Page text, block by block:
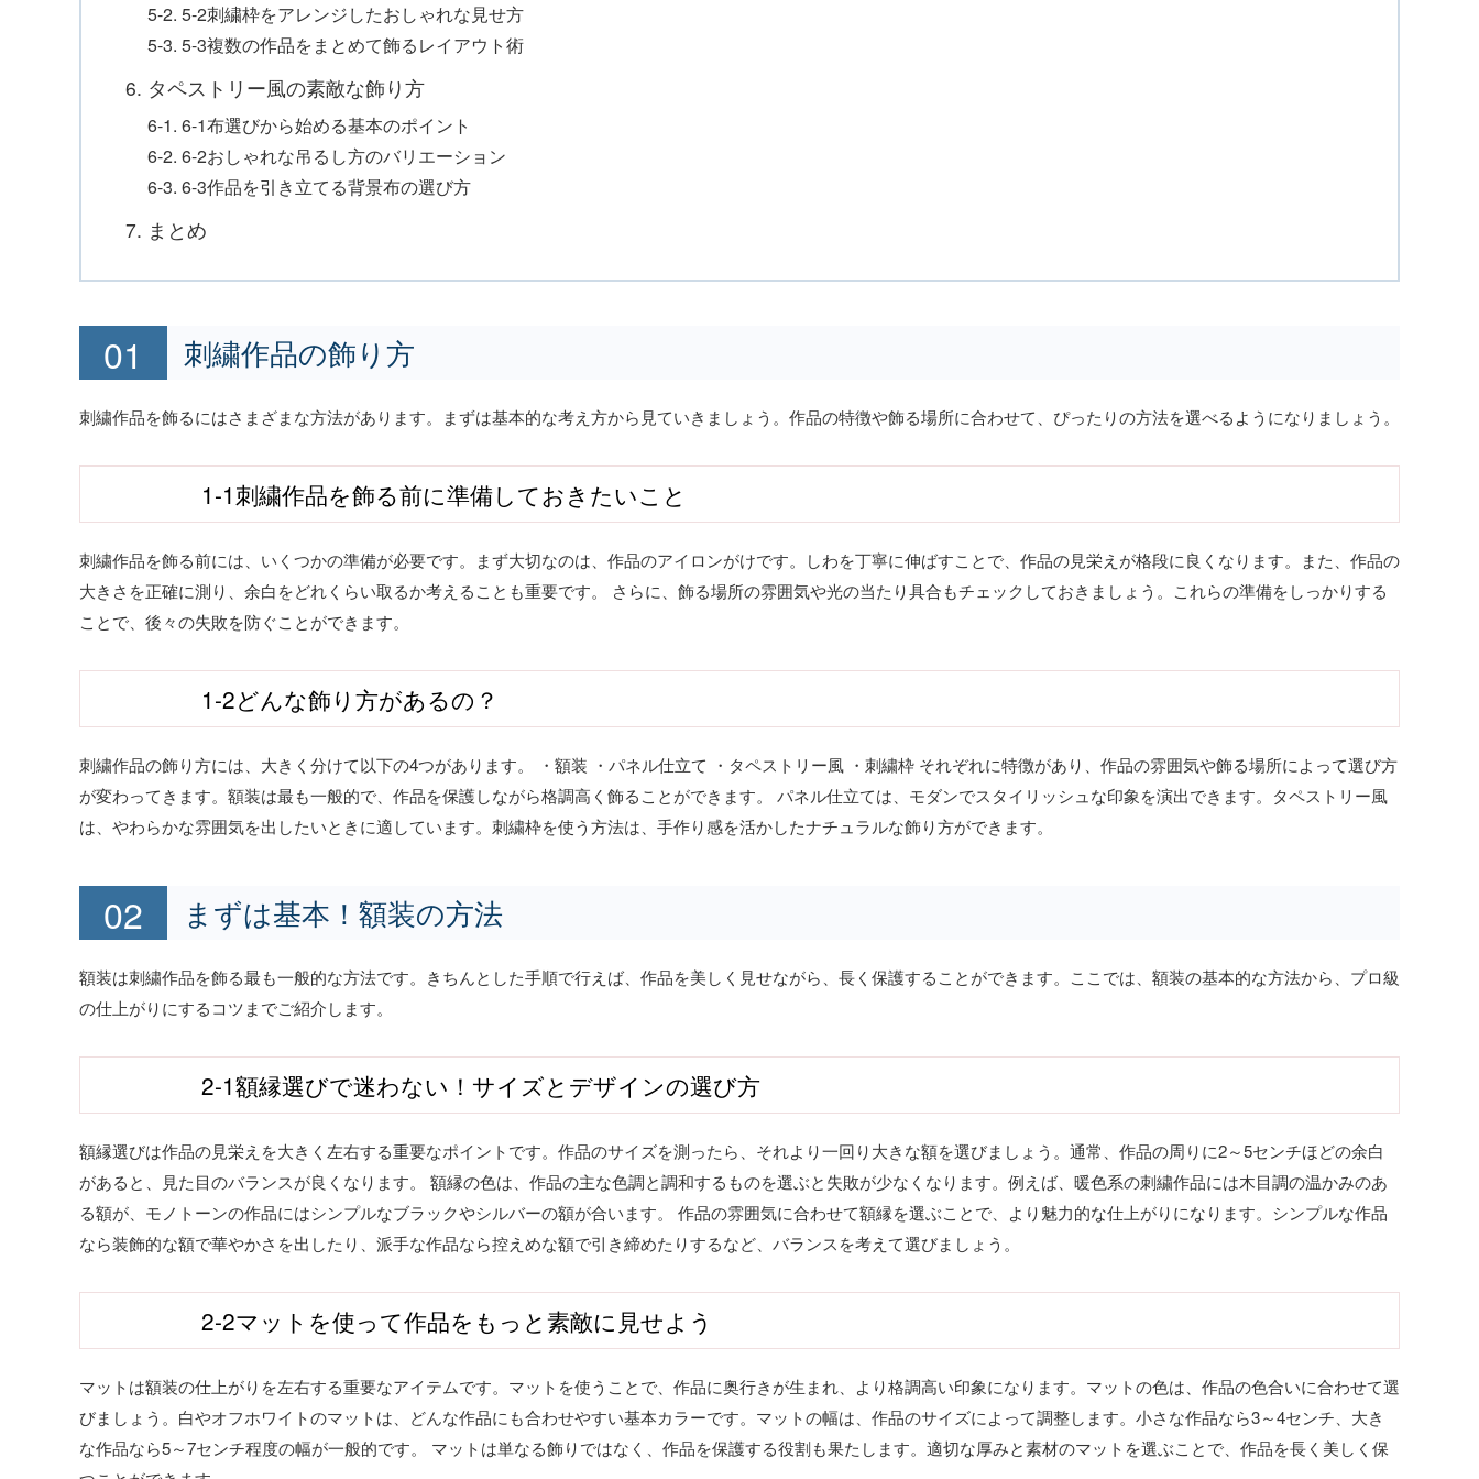
5-2. 5-2刺繍枠をアレンジしたおしゃれな見せ方
5-3. 5-3複数の作品をまとめて飾るレイアウト術
6. タペストリー風の素敵な飾り方
6-1. 6-1布選びから始める基本のポイント
6-2. 6-2おしゃれな吊るし方のバリエーション
6-3. 6-3作品を引き立てる背景布の選び方
7. まとめ
刺繍作品の飾り方
刺繍作品を飾るにはさまざまな方法があります。まずは基本的な考え方から見ていきましょう。作品の特徴や飾る場所に合わせて、ぴったりの方法を選べるようになりましょう。
1-1刺繍作品を飾る前に準備しておきたいこと
刺繍作品を飾る前には、いくつかの準備が必要です。まず大切なのは、作品のアイロンがけです。しわを丁寧に伸ばすことで、作品の見栄えが格段に良くなります。また、作品の
大きさを正確に測り、余白をどれくらい取るか考えることも重要です。 さらに、飾る場所の雰囲気や光の当たり具合もチェックしておきましょう。これらの準備をしっかりする
ことで、後々の失敗を防ぐことができます。
1-2どんな飾り方があるの？
刺繍作品の飾り方には、大きく分けて以下の4つがあります。 ・額装 ・パネル仕立て ・タペストリー風 ・刺繍枠 それぞれに特徴があり、作品の雰囲気や飾る場所によって選び方
が変わってきます。額装は最も一般的で、作品を保護しながら格調高く飾ることができます。 パネル仕立ては、モダンでスタイリッシュな印象を演出できます。タペストリー風
は、やわらかな雰囲気を出したいときに適しています。刺繍枠を使う方法は、手作り感を活かしたナチュラルな飾り方ができます。
まずは基本！額装の方法
額装は刺繍作品を飾る最も一般的な方法です。きちんとした手順で行えば、作品を美しく見せながら、長く保護することができます。ここでは、額装の基本的な方法から、プロ級
の仕上がりにするコツまでご紹介します。
2-1額縁選びで迷わない！サイズとデザインの選び方
額縁選びは作品の見栄えを大きく左右する重要なポイントです。作品のサイズを測ったら、それより一回り大きな額を選びましょう。通常、作品の周りに2～5センチほどの余白
があると、見た目のバランスが良くなります。 額縁の色は、作品の主な色調と調和するものを選ぶと失敗が少なくなります。例えば、暖色系の刺繍作品には木目調の温かみのあ
る額が、モノトーンの作品にはシンプルなブラックやシルバーの額が合います。 作品の雰囲気に合わせて額縁を選ぶことで、より魅力的な仕上がりになります。シンプルな作品
なら装飾的な額で華やかさを出したり、派手な作品なら控えめな額で引き締めたりするなど、バランスを考えて選びましょう。
2-2マットを使って作品をもっと素敵に見せよう
マットは額装の仕上がりを左右する重要なアイテムです。マットを使うことで、作品に奥行きが生まれ、より格調高い印象になります。マットの色は、作品の色合いに合わせて選
びましょう。白やオフホワイトのマットは、どんな作品にも合わせやすい基本カラーです。マットの幅は、作品のサイズによって調整します。小さな作品なら3～4センチ、大き
な作品なら5～7センチ程度の幅が一般的です。 マットは単なる飾りではなく、作品を保護する役割も果たします。適切な厚みと素材のマットを選ぶことで、作品を長く美しく保